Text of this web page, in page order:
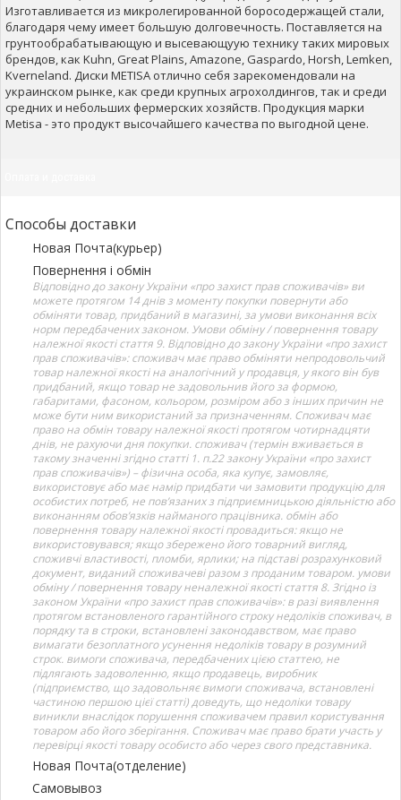
Изготавливается из микролегированной боросодержащей стали,
благодаря чему имеет большую долговечность. Поставляется на
грунтообрабатывающую и высевающуую технику таких мировых
брендов, как Kuhn, Great Plains, Amazone, Gaspardo, Horsh, Lemken,
Kverneland. Диски METISA отлично себя зарекомендовали на
украинском рынке, как среди крупных агрохолдингов, так и среди
средних и небольших фермерских хозяйств. Продукция марки
Metisa - это продукт высочайшего качества по выгодной цене.
Способы доставки
Новая Почта(курьер)
Повернення і обмін
Відповідно до закону України «про захист прав споживачів» ви
можете протягом 14 днів з моменту покупки повернути або
обміняти товар, придбаний в магазині, за умови виконання всіх
норм передбачених законом. Умови обміну / повернення товару
належної якості стаття 9. Відповідно до закону України «про захист
прав споживачів»: споживач має право обміняти непродовольчий
товар належної якості на аналогічний у продавця, у якого він був
придбаний, якщо товар не задовольнив його за формою,
габаритами, фасоном, кольором, розміром або з інших причин не
може бути ним використаний за призначенням. Споживач має
право на обмін товару належної якості протягом чотирнадцяти
днів, не рахуючи дня покупки. споживач (термін вживається в
такому значенні згідно статті 1. п.22 закону України «про захист
прав споживачів») – фізична особа, яка купує, замовляє,
використовує або має намір придбати чи замовити продукцію для
особистих потреб, не пов’язаних з підприємницькою діяльністю або
виконанням обов’язків найманого працівника. обмін або
повернення товару належної якості провадиться: якщо не
використовувався; якщо збережено його товарний вигляд,
споживчі властивості, пломби, ярлики; на підставі розрахунковий
документ, виданий споживачеві разом з проданим товаром. умови
обміну / повернення товару неналежної якості стаття 8. Згідно із
законом України «про захист прав споживачів»: в разі виявлення
протягом встановленого гарантійного строку недоліків споживач, в
порядку та в строки, встановлені законодавством, має право
вимагати безоплатного усунення недоліків товару в розумний
строк. вимоги споживача, передбачених цією статтею, не
підлягають задоволенню, якщо продавець, виробник
(підприємство, що задовольняє вимоги споживача, встановлені
частиною першою цієї статті) доведуть, що недоліки товару
виникли внаслідок порушення споживачем правил користування
товаром або його зберігання. Споживач має право брати участь у
перевірці якості товару особисто або через свого представника.
Новая Почта(отделение)
Самовывоз